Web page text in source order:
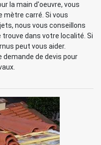
la main d'oeuvre, vous
mètre carré. Si vous
nous vous conseillons
dans votre localité. Si
peut vous aider.
de devis pour